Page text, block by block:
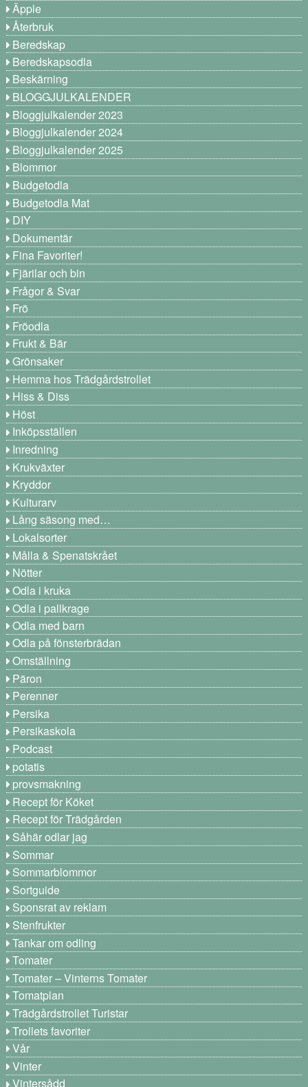
Äpple
Återbruk
Beredskap
Beredskapsodla
Beskärning
BLOGGJULKALENDER
Bloggjulkalender 2023
Bloggjulkalender 2024
Bloggjulkalender 2025
Blommor
Budgetodla
Budgetodla Mat
DIY
Dokumentär
Fina Favoriter!
Fjärilar och bin
Frågor & Svar
Frö
Fröodla
Frukt & Bär
Grönsaker
Hemma hos Trädgårdstrollet
Hiss & Diss
Höst
Inköpsställen
Inredning
Krukväxter
Kryddor
Kulturarv
Lång säsong med…
Lokalsorter
Målla & Spenatskrået
Nötter
Odla i kruka
Odla i pallkrage
Odla med barn
Odla på fönsterbrädan
Omställning
Päron
Perenner
Persika
Persikaskola
Podcast
potatis
provsmakning
Recept för Köket
Recept för Trädgården
Såhär odlar jag
Sommar
Sommarblommor
Sortguide
Sponsrat av reklam
Stenfrukter
Tankar om odling
Tomater
Tomater – Vinterns Tomater
Tomatplan
Trädgårdstrollet Turistar
Trollets favoriter
Vår
Vinter
Vintersådd